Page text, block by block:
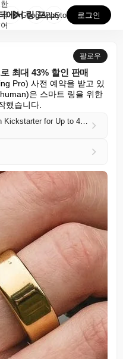
Ultrahuman, 킥스타터에서 링 프로 최대 43%...
한
국
어
GooglePlay
AppStore 로그인
팔로우
최대 43% 할인 판매
Pro) 사전 예약을 받고 있
은 스마트 링을 위한
했습니다.
Ultrahuman Put Its Ring Pro on Kickstarter for Up to 43% Off